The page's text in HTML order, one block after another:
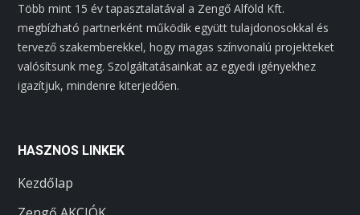
Több mint 15 év tapasztalatával a Zengő Alföld Kft.
megbízható partnerként működik együtt tulajdonosokkal és
tervező szakemberekkel, hogy magas színvonalú projekteket
valósítsunk meg. Szolgáltatásainkat az egyedi igényekhez
igazítjuk, mindenre kiterjedően.
HASZNOS LINKEK
Kezdőlap